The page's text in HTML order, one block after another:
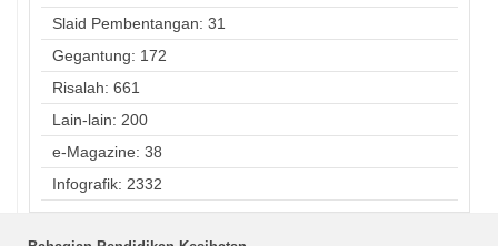
Slaid Pembentangan: 31
Gegantung: 172
Risalah: 661
Lain-lain: 200
e-Magazine: 38
Infografik: 2332